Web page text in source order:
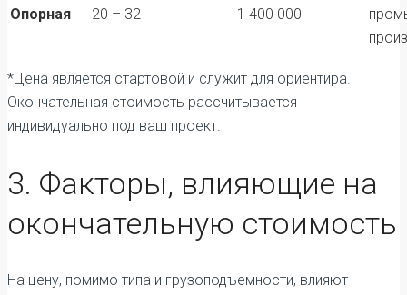
Опорная 20 – 32 1 400 000
*Цена является стартовой и служит для ориентира.
Окончательная стоимость рассчитывается
индивидуально под ваш проект.
3. Факторы, влияющие на
окончательную стоимость
На цену, помимо типа и грузоподъемности, влияют